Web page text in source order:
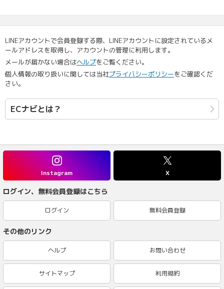
LINEアカウントで会員登録する際、LINEアカウントに設定されているメ
ールアドレスを取得し、アカウントの管理に利用します。
メールが届かない場合はヘルプをご覧ください。
個人情報の取り扱いに関しては当社プライバシーポリシーをご確認くだ
さい。
ECナビとは？
Instagram X
ログイン、無料会員登録はこちら
ログイン 無料会員登録
その他のリンク
ヘルプ お問い合わせ
サイトマップ 利用規約